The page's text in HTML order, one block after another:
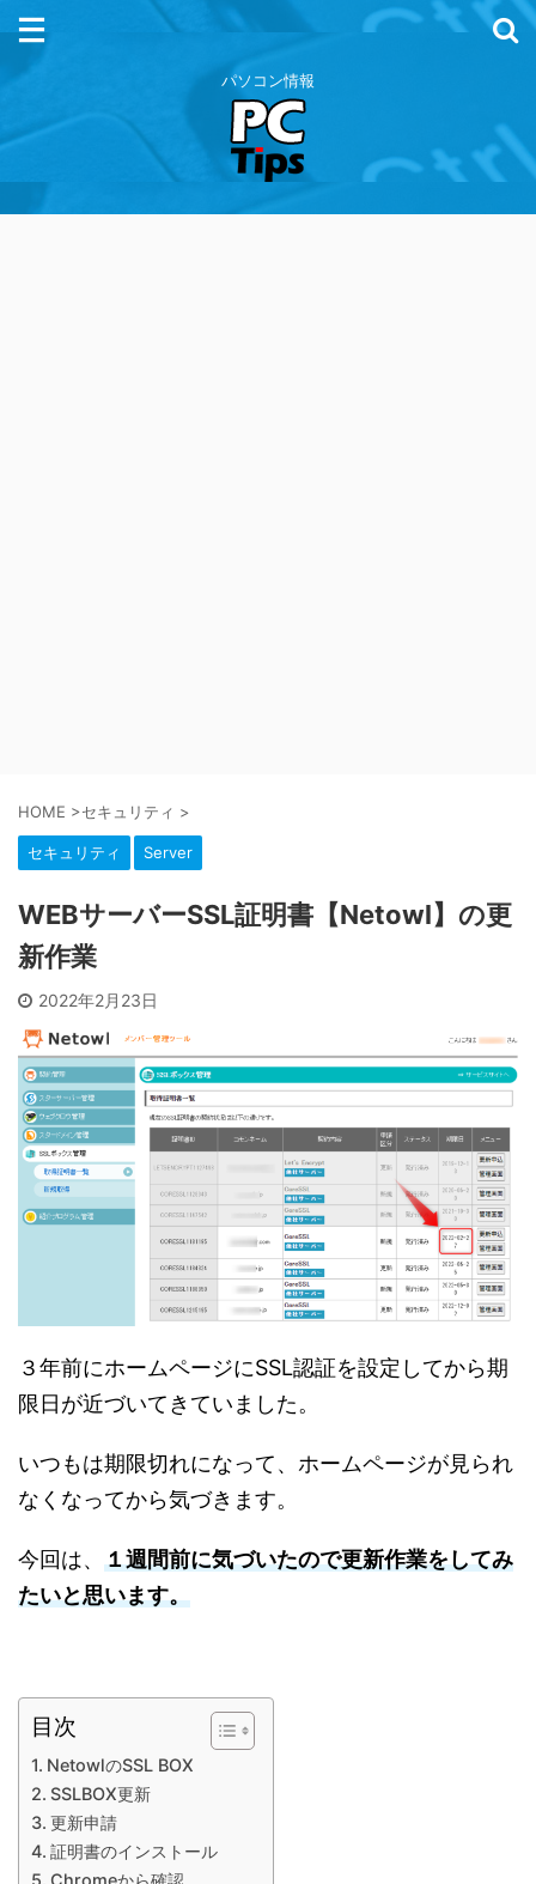
パソコン情報
HOME >セキュリティ >
セキュリティ Server
WEBサーバーSSL証明書【Netowl】の更
新作業
2022年2月23日
３年前にホームページにSSL認証を設定してから期
限日が近づいてきていました。
いつもは期限切れになって、ホームページが見られ
なくなってから気づきます。
今回は、 １週間前に気づいたので更新作業をしてみ
たいと思います。
目次
NetowlのSSL BOX
SSLBOX更新
更新申請
証明書のインストール
Chromeから確認